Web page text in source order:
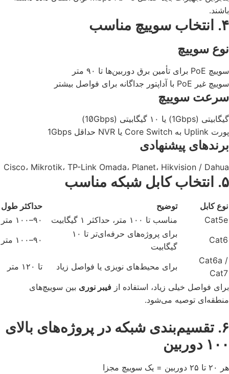
باشند.
۴. انتخاب سوییچ مناسب
نوع سوییچ
سوییچ PoE برای تأمین برق دوربین‌ها تا ۹۰ متر
سوییچ غیر PoE با آداپتور جداگانه برای فواصل بیشتر
سرعت سوییچ
گیگابیتی (1Gbps) یا ۱۰ گیگابیتی (10Gbps)
پورت Uplink به Core Switch یا NVR حداقل 1Gbps
برندهای پیشنهادی
Cisco، Mikrotik، TP-Link Omada، Planet، Hikvision / Dahua
۵. انتخاب کابل شبکه مناسب
نوع کابل توضیح
حداکثر طول
Cat5e
مناسب تا ۱۰۰ متر، حداکثر ۱ گیگابیت
۹۰–۱۰۰ متر
Cat6
برای پروژه‌های حرفه‌ای‌تر تا ۱۰
گیگابیت
۹۰–۱۰۰ متر
Cat6a /
Cat7
برای محیط‌های نویزی یا فواصل زیاد
تا ۱۲۰ متر
برای فواصل خیلی زیاد، استفاده از فیبر نوری بین سوییچ‌های
منطقه‌ای توصیه می‌شود.
۶. تقسیم‌بندی شبکه در پروژه‌های بالای
۱۰۰ دوربین
هر ۲۰ تا ۲۵ دوربین = یک سوییچ مجزا